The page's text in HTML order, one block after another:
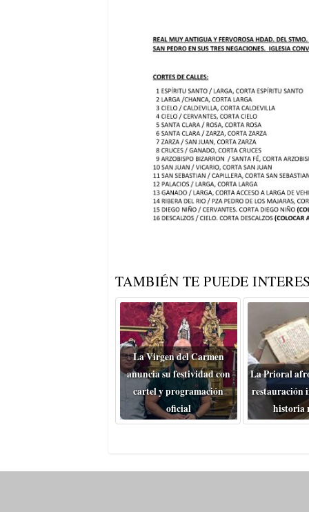
TAMBIÉN TE PUEDE
La Virgen del Carmen
anuncia su festividad con
cartel y programación
oficial
La Prioral
restauración
historia